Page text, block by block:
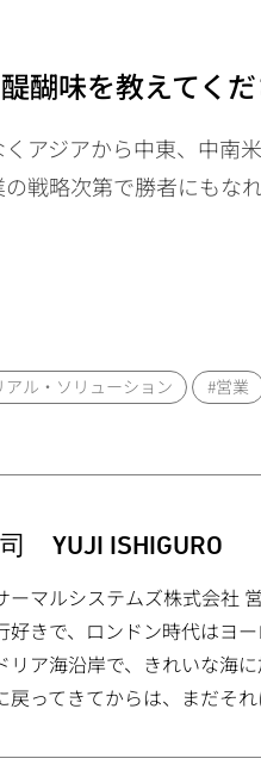
醐味を教えてくだ
アジアから中東、中南
戦略次第で勝者にもな
ル・ソリューション #営業
YUJI ISHIGURO
ーマルシステムズ株式会社
好きで、ロンドン時代はヨ
リア海沿岸で、きれいな海
戻ってきてからは、まだそ